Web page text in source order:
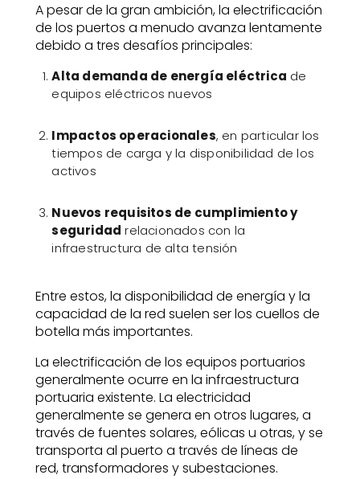
A pesar de la gran ambición, la electrificación
de los puertos a menudo avanza lentamente
debido a tres desafíos principales:
Alta demanda de energía eléctrica de
equipos eléctricos nuevos
Impactos operacionales, en particular los
tiempos de carga y la disponibilidad de los
activos
Nuevos requisitos de cumplimiento y
seguridad relacionados con la
infraestructura de alta tensión
Entre estos, la disponibilidad de energía y la
capacidad de la red suelen ser los cuellos de
botella más importantes.
La electrificación de los equipos portuarios
generalmente ocurre en la infraestructura
portuaria existente. La electricidad
generalmente se genera en otros lugares, a
través de fuentes solares, eólicas u otras, y se
transporta al puerto a través de líneas de
red, transformadores y subestaciones.